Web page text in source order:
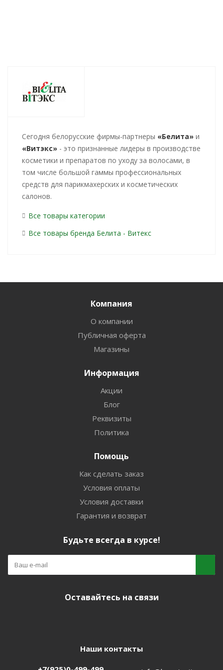
Cегодня белорусские фирмы-партнеры «Белита» и
«Витэкс» - это признанные лидеры в производстве
косметики и препаратов по уходу за волосами, в
том числе большой гаммы профессиональных
средств для парикмахерских и косметических
салонов.
Все товары категории
Все товары бренда Белита - Витекс
Компания
О компании
Публичная оферта
Магазины
Информация
Акции
Блог
Реквизиты
Политика
Помощь
Как сделать заказ
Условия оплаты
Условия доставки
Гарантия и возврат
Будьте всегда в курсе!
Оставайтесь на связи
Наши контакты